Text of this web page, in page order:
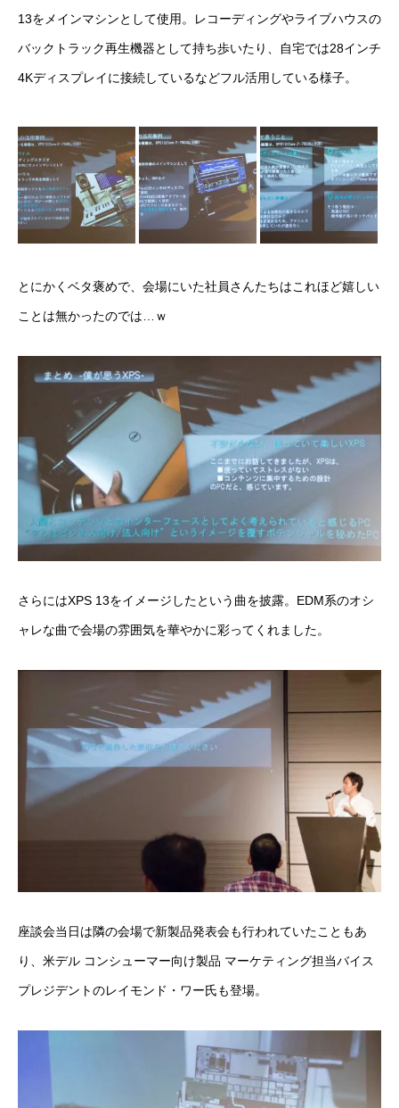
13をメインマシンとして使用。レコーディングやライブハウスの
バックトラック再生機器として持ち歩いたり、自宅では28インチ
4Kディスプレイに接続しているなどフル活用している様子。
とにかくベタ褒めで、会場にいた社員さんたちはこれほど嬉しい
ことは無かったのでは…ｗ
さらにはXPS 13をイメージしたという曲を披露。EDM系のオシ
ャレな曲で会場の雰囲気を華やかに彩ってくれました。
座談会当日は隣の会場で新製品発表会も行われていたこともあ
り、米デル コンシューマー向け製品 マーケティング担当バイス
プレジデントのレイモンド・ワー氏も登場。